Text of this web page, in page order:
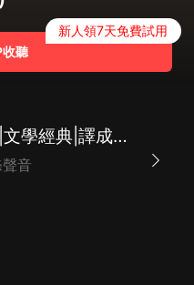
聽
新人領7天免費試用
駱駝祥子|老舍|文學經典|譯成十幾國文字的傳世之作
音